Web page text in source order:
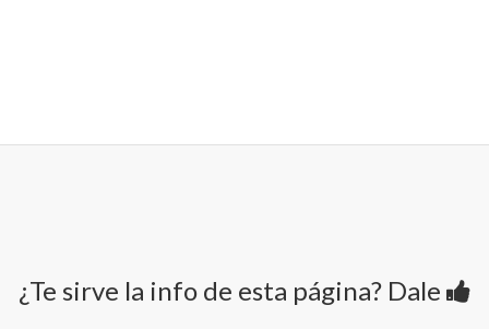
¿Te sirve la info de esta página? Dale